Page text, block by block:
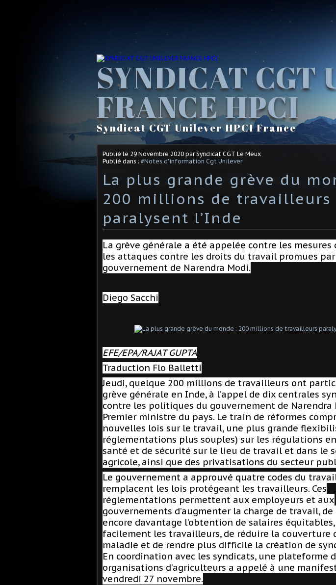
SYNDICAT CGT
FRANCE HPCI
Syndicat CGT Unilever HPCI France
Publié le 29 Novembre 2020 par Syndicat CGT Le Meux
Publié dans : #Notes d'information Cgt Unilever
La plus grande grève du
200 millions de travailleurs
paralysent l’Inde
La grève générale a été appelée contre les mesures
les attaques contre les droits du travail promues
gouvernement de Narendra Modi.
Diego Sacchi
EFE/EPA/RAJAT GUPTA
Traduction Flo Balletti
Jeudi, quelque 200 millions de travailleurs ont
grève générale en Inde, à l’appel de dix centrales
contre les politiques du gouvernement de Narendra
Premier ministre du pays. Le train de réformes
nouvelles lois sur le travail, une plus grande
réglementations plus souples) sur les régulations
santé et de sécurité sur le lieu de travail et dans le
agricole, ainsi que des privatisations du secteur
Le gouvernement a approuvé quatre codes du
remplacent les lois protégeant les travailleurs. Ces
réglementations permettent aux employeurs et aux
gouvernements d’augmenter la charge de travail,
encore davantage l’obtention de salaires
facilement les travailleurs, de réduire la couverture
maladie et de rendre plus difficile la création de
En coordination avec les syndicats, une plateforme
organisations d’agriculteurs a appelé à une
vendredi 27 novembre.